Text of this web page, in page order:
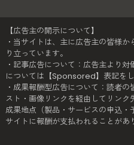
【広告主の開示について】
・当サイトは、主に広告主の皆様
り立っています。
・記事広告について：広告主より
については【Sponsored】表記をし
・成果報酬型広告について：読者
スト・画像リンクを経由してリン
成果地点（製品・サービスの申込
サイトに報酬が支払われることがあ